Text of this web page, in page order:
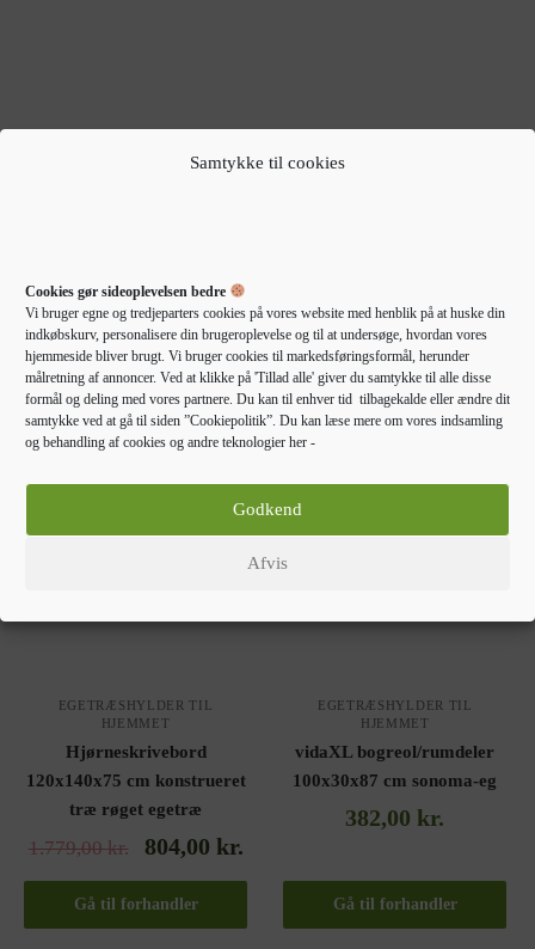
Samtykke til cookies
Cookies gør sideoplevelsen bedre
Vi bruger egne og tredjeparters cookies på vores website med henblik på at huske din
indkøbskurv, personalisere din brugeroplevelse og til at undersøge, hvordan vores
hjemmeside bliver brugt. Vi bruger cookies til markedsføringsformål, herunder
målretning af annoncer. Ved at klikke på 'Tillad alle' giver du samtykke til alle disse
formål og deling med vores partnere. Du kan til enhver tid tilbagekalde eller ændre dit
samtykke ved at gå til siden ”Cookiepolitik”. Du kan læse mere om vores indsamling
og behandling af cookies og andre teknologier her -
Godkend
Afvis
egetræsfarve
638,00kr.
Gå til forhandler
604,00kr.
Gå til forhandler
EGETRÆSHYLDER TIL
HJEMMET
Hjørneskrivebord
120x140x75 cm konstrueret
træ røget egetræ
1.779,00kr. 804,00 kr.
Gå til forhandler
EGETRÆSHYLDER TIL
HJEMMET
vidaXL bogreol/rumdeler
100x30x87 cm sonoma-eg
382,00 kr.
Gå til forhandler